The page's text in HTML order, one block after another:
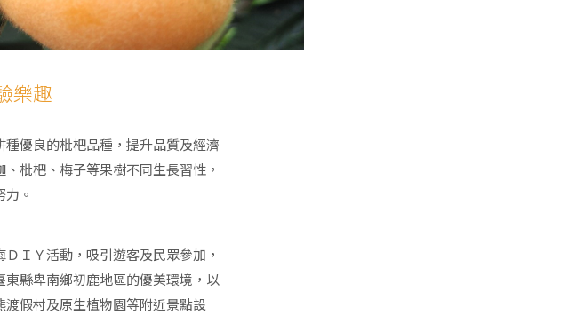
樂趣
優良的枇杷品種，提升品質及經濟
枇杷、梅子等果樹不同生長習性，
。
ＩＹ活動，吸引遊客及民眾參加，
縣卑南鄉初鹿地區的優美環境，以
假村及原生植物園等附近景點設